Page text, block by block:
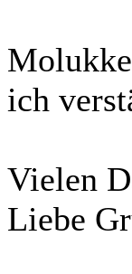
ich
Vielen
Liebe